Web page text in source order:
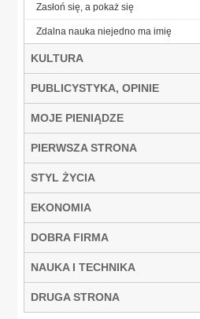
Zasłoń się, a pokaż się
Zdalna nauka niejedno ma imię
KULTURA
PUBLICYSTYKA, OPINIE
MOJE PIENIĄDZE
PIERWSZA STRONA
STYL ŻYCIA
EKONOMIA
DOBRA FIRMA
NAUKA I TECHNIKA
DRUGA STRONA